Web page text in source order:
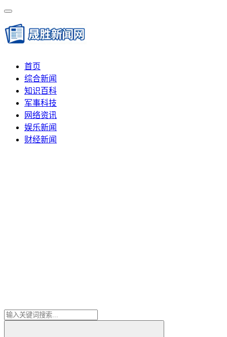
首页
综合新闻
知识百科
军事科技
网络资讯
娱乐新闻
财经新闻